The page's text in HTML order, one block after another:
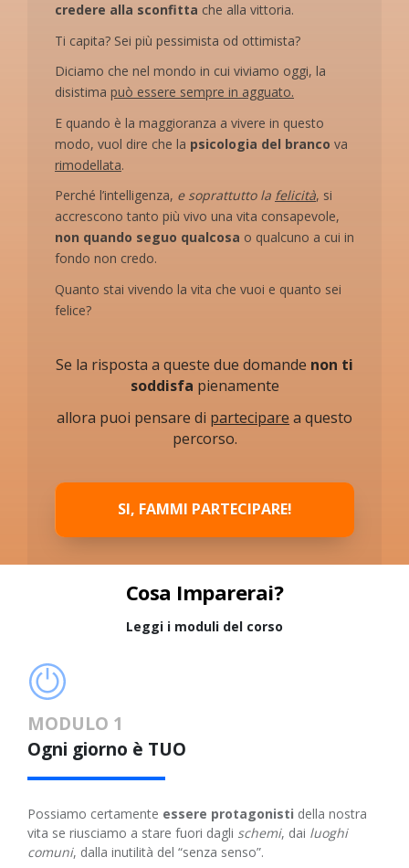
credere alla sconfitta che alla vittoria.
Ti capita? Sei più pessimista od ottimista?
Diciamo che nel mondo in cui viviamo oggi, la
disistima può essere sempre in agguato.
E quando è la maggioranza a vivere in questo
modo, vuol dire che la psicologia del branco va
rimodellata.
Perché l’intelligenza, e soprattutto la felicità, si
accrescono tanto più vivo una vita consapevole,
non quando seguo qualcosa o qualcuno a cui in
fondo non credo.
Quanto stai vivendo la vita che vuoi e quanto sei
felice?
Se la risposta a queste due domande non ti
soddisfa pienamente
allora puoi pensare di partecipare a questo
percorso.
SI, FAMMI PARTECIPARE!
Cosa Imparerai?
Leggi i moduli del corso
MODULO 1
Ogni giorno è TUO
Possiamo certamente essere protagonisti della nostra
vita se riusciamo a stare fuori dagli schemi, dai luoghi
comuni, dalla inutilità del “senza senso”.